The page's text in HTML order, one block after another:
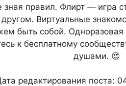
зная правил. Флирт —
Виртуальные
быть собой.
к бесплатному
душами. 😍
редактирования поста: